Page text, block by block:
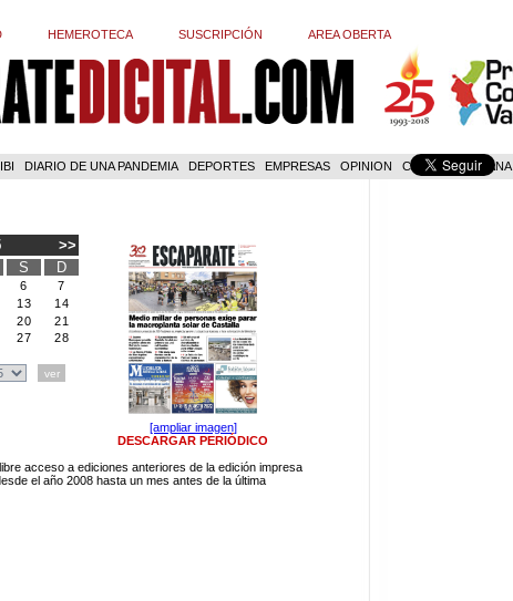
HEMEROTECA SUSCRIPCIÓN AREA OBERTA
DIARIO DE UNA PANDEMIA DEPORTES EMPRESAS OPINION COM. VALENCIANA
>>
S D
6
7
13
14
20
21
27
28
[ampliar imagen]
DESCARGAR PERIÓDICO
acceso a ediciones anteriores de la edición impresa
el año 2008 hasta un mes antes de la última